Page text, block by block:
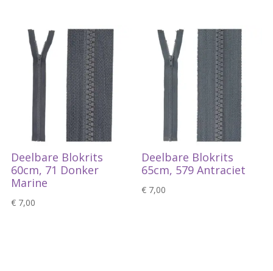
Deelbare Blokrits
60cm, 71 Donker
Marine
€7,00
Deelbare Blokrits
65cm, 579 Antraciet
€ 7,00